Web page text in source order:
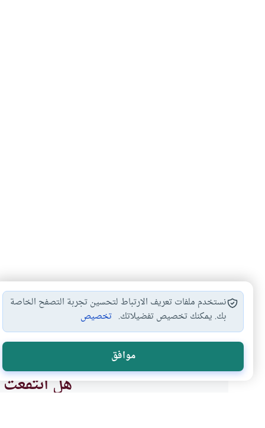
العلاقة بين الجنسين الحب بين الجنسين
هل انتفعت
نستخدم ملفات تعريف الارتباط لتحسين تجربة التصفح الخاصة
بك. يمكنك تخصيص تفضيلاتك. تخصيص
موافق